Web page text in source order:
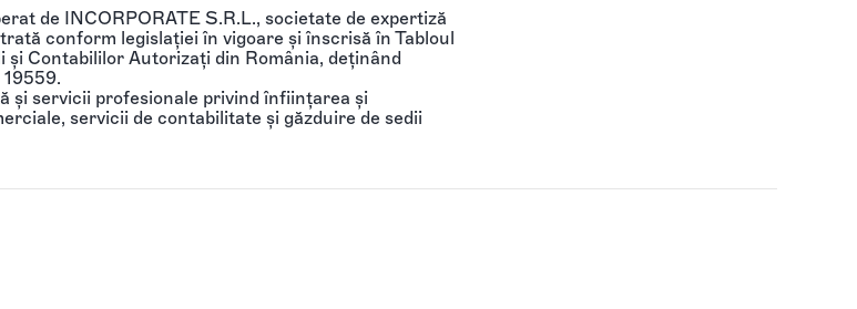
de INCORPORATE S.R.L., societate de expertiză
conform legislației în vigoare și înscrisă în Tabloul
Contabililor Autorizați din România, deținând
și servicii profesionale privind înființarea și
servicii de contabilitate și găzduire de sedii